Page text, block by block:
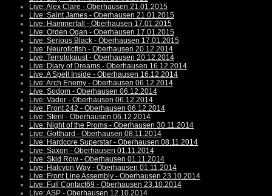
Live: Alex Clare - Oberhausen 21.01.2015
Live: Saint James - Oberhausen 21.01.2015
Live: Hammerfall - Oberhausen 17.01.2015
Live: Orden Ogan - Oberhausen 17.01.2015
Live: Serious Black - Oberhausen 17.01.2015
Live: Neuroticfish - Oberhausen 20.12.2014
Live: Terrolokaust - Oberhausen 20.12.2014
Live: Diary of Dreams - Oberhausen 16.12.2014
Live: A Spell Inside - Oberhausen 16.12.2014
Live: Arch Enemy - Oberhausen 06.12.2014
Live: Sodom - Oberhausen 06.12.2014
Live: Vader - Oberhausen 06.12.2014
Live: Front 242 - Oberhausen 06.12.2014
Live: Steril - Oberhausen 06.12.2014
Live: Night of the Proms - Oberhausen 30.11.2014
Live: Gotthard - Oberhausen 08.11.2014
Live: Hardcore Superstar - Oberhausen 08.11.2014
Live: Saxon - Oberhausen 01.11.2014
Live: Skid Row - Oberhausen 01.11.2014
Live: Halcyon Way - Oberhausen 01.11.2014
Live: Front Line Assembly - Oberhausen 23.10.2014
Live: Full Contact69 - Oberhausen 23.10.2014
Live: ASP - Oberhausen 12.10.2014